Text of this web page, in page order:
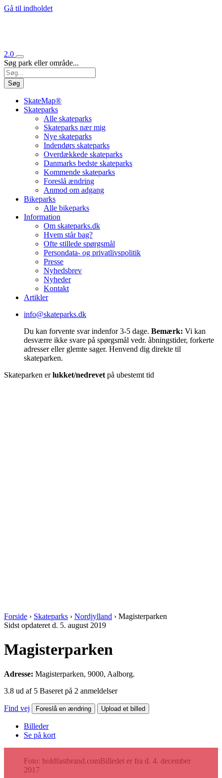
Gå til indholdet
2.0
Søg park eller område...
Søg
SkateMap®
Skateparks
Alle skateparks
Skateparks nær mig
Nye skateparks
Indendørs skateparks
Overdækkede skateparks
Danmarks bedste skateparks
Kommende skateparks
Foreslå ændring
Anmod om adgang
Bikeparks
Alle bikeparks
Information
Om skateparks.dk
Hvem står bag?
Ofte stillede spørgsmål
Persondata- og privatlivspolitik
Presse
Nyhedsbrev
Nyheder
Kontakt
Artikler
info@skateparks.dk
Du kan forvente svar indenfor 3-5 dage. Bemærk: Vi kan
desværre ikke svare på spørgsmål vedr. åbningstider, forkerte
adresser eller glemte sager. Henvend dig direkte til
skateparken.
Skateparken erlukket/nedrevet på ubestemt tid
Forside › Skateparks › Nordjylland › Magisterparken
Sidst opdateret d. 5. august 2019
Magisterparken
Adresse: Magisterparken, 9000, Aalborg.
3.8 ud af 5 Baseret på 2 anmeldelser
Find vej Foreslå en ændring Upload et billed
Billeder
Se på kort
Foto: holdfastbrand.comBilledet er fra d. 4. december
2017